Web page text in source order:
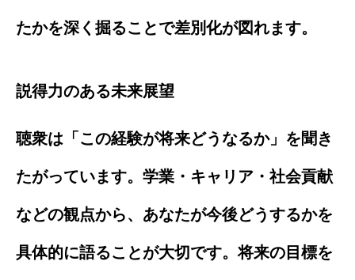
たかを深く掘ることで差別化が図れます。
説得力のある未来展望
聴衆は「この経験が将来どうなるか」を聞き
たがっています。学業・キャリア・社会貢献
などの観点から、あなたが今後どうするかを
具体的に語ることが大切です。将来の目標を